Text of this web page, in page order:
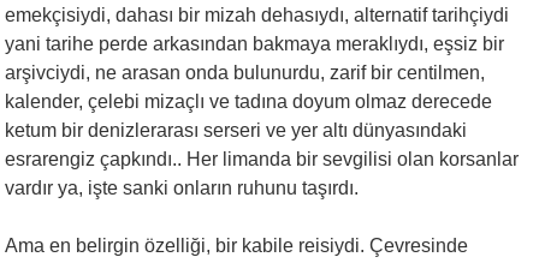
emekçisiydi, dahası bir mizah dehasıydı, alternatif tarihçiydi
yani tarihe perde arkasından bakmaya meraklıydı, eşsiz bir
arşivciydi, ne arasan onda bulunurdu, zarif bir centilmen,
kalender, çelebi mizaçlı ve tadına doyum olmaz derecede
ketum bir denizlerarası serseri ve yer altı dünyasındaki
esrarengiz çapkındı.. Her limanda bir sevgilisi olan korsanlar
vardır ya, işte sanki onların ruhunu taşırdı.
Ama en belirgin özelliği, bir kabile reisiydi. Çevresinde